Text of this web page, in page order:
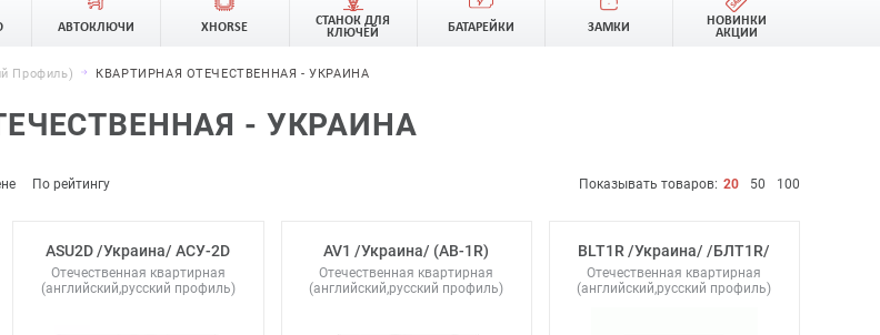
АВТОКЛЮЧИ XHORSE
СТАНОК ДЛЯ
КЛЮЧЕЙ
БАТАРЕЙКИ ЗАМКИ
НОВИНКИ
АКЦИИ
Профиль) КВАРТИРНАЯ ОТЕЧЕСТВЕННАЯ - УКРАИНА
- УКРАИНА
По рейтингу Показывать товаров: 20 50 100
ASU2D /Украина/ АСУ-2D
Отечественная квартирная
(английский,русский профиль)
AV1 /Украина/ (АВ-1R)
Отечественная квартирная
(английский,русский профиль)
BLT1R /Украина/ /БЛТ1R/
Отечественная квартирная
(английский,русский профиль)